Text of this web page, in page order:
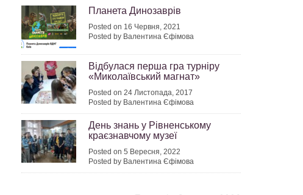
Планета Динозаврів
Posted on 16 Червня, 2021
Posted by Валентина Єфімова
Відбулася перша гра турніру
«Миколаївський магнат»
Posted on 24 Листопада, 2017
Posted by Валентина Єфімова
День знань у Рівненському
краєзнавчому музеї
Posted on 5 Вересня, 2022
Posted by Валентина Єфімова